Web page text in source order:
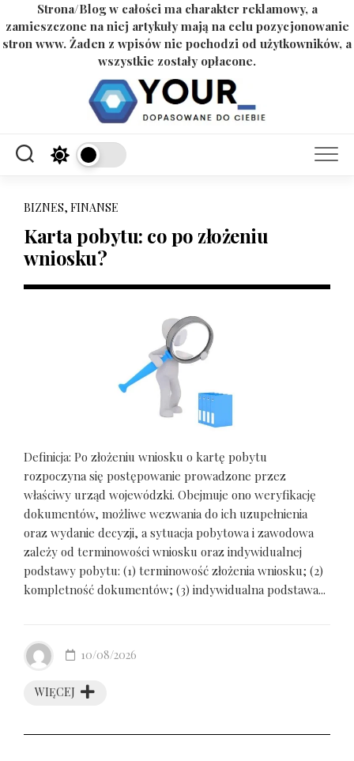
Strona/Blog w całości ma charakter reklamowy, a
zamieszczone na niej artykuły mają na celu pozycjonowanie
stron www. Żaden z wpisów nie pochodzi od użytkowników, a
wszystkie zostały opłacone.
BIZNES, FINANSE
Karta pobytu: co po złożeniu
wniosku?
Definicja: Po złożeniu wniosku o kartę pobytu
rozpoczyna się postępowanie prowadzone przez
właściwy urząd wojewódzki. Obejmuje ono weryfikację
dokumentów, możliwe wezwania do ich uzupełnienia
oraz wydanie decyzji, a sytuacja pobytowa i zawodowa
zależy od terminowości wniosku oraz indywidualnej
podstawy pobytu: (1) terminowość złożenia wniosku; (2)
kompletność dokumentów; (3) indywidualna podstawa...
WIĘCEJ
10/08/2026